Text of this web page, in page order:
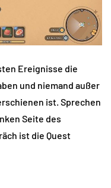
Ereignisse die
und niemand außer
ist. Sprechen
Seite des
ist die Quest